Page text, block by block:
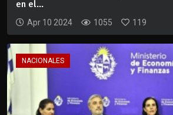
en el...
Apr 10 2024 1055 119
NACIONALES